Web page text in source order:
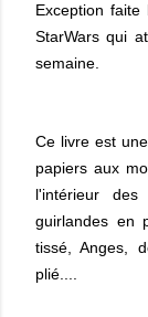
Exception
StarWars qui
semaine.
Ce livre est
papiers aux
l'intérieur
guirlandes en
tissé, Anges,
plié....